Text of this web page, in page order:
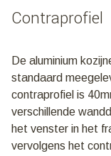
Contraprofiel
De aluminium
standaard
contraprofiel is
verschillende
het venster in het
vervolgens het